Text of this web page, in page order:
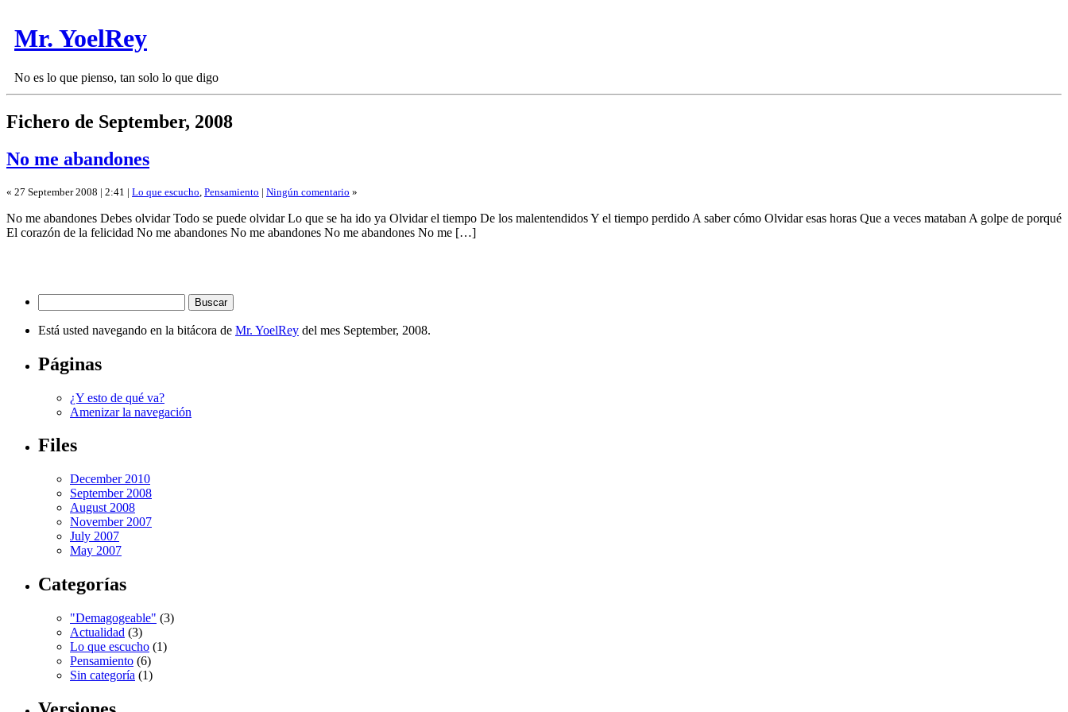
Mr. YoelRey
No es lo que pienso, tan solo lo que digo
Fichero de September, 2008
No me abandones
« 27 September 2008 | 2:41 | Lo que escucho Pensamiento | Ningún comentario »
No me abandones Debes olvidar Todo se puede olvidar Lo que se ha ido ya Olvidar el tiempo De los malentendidos Y el tiempo perdido A saber cómo Olvidar esas horas Que a veces mataban A golpe de porqué
El corazón de la felicidad No me abandones No me abandones No me abandones No me […]
Está usted navegando en la bitácora de Mr. YoelRey del mes September, 2008.
Páginas
¿Y esto de qué va?
Amenizar la navegación
Files
December 2010
September 2008
August 2008
November 2007
July 2007
May 2007
Categorías
"Demagogeable" (3)
Actualidad (3)
Lo que escucho (1)
Pensamiento (6)
Sin categoría (1)